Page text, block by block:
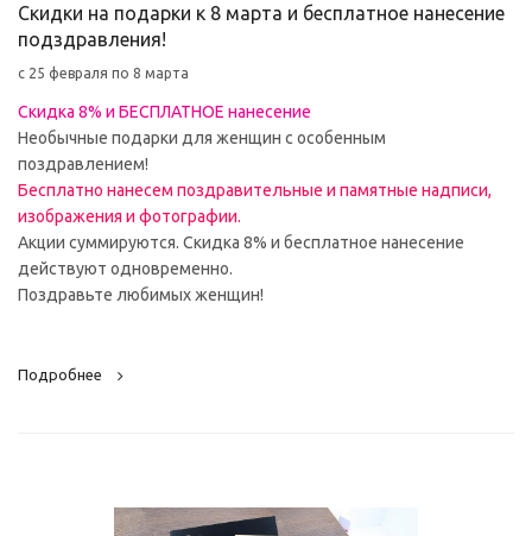
Скидки на подарки к 8 марта и бесплатное нанесение
подздравления!
с 25 февраля по 8 марта
Скидка 8% и БЕСПЛАТНОЕ нанесение
Необычные подарки для женщин с особенным
поздравлением!
Бесплатно нанесем поздравительные и памятные надписи,
изображения и фотографии.
Акции суммируются. Скидка 8% и бесплатное нанесение
действуют одновременно.
Поздравьте любимых женщин!
Подробнее